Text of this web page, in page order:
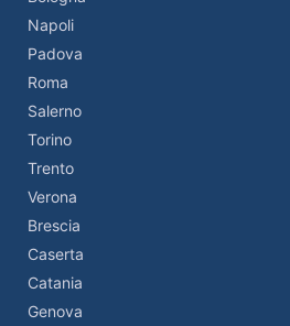
Napoli
Padova
Roma
Salerno
Torino
Trento
Verona
Brescia
Caserta
Catania
Genova